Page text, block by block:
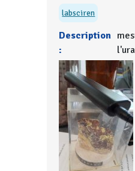
labsciren
Description
: